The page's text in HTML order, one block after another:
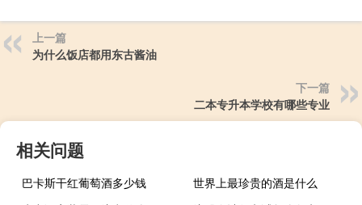
上一篇
为什么饭店都用东古酱油
下一篇
二本专升本学校有哪些专业
相关问题
巴卡斯干红葡萄酒多少钱
世界上最珍贵的酒是什么